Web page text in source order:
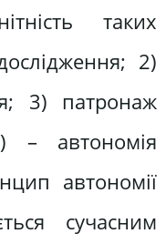
таких
2)
3) патронаж
– автономія
автономії
сучасним